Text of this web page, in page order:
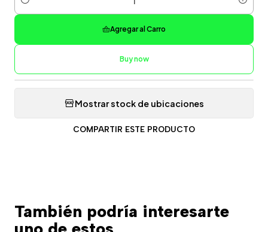
Cantidad
Agregar al Carro
Buy now
Mostrar stock de ubicaciones
COMPARTIR ESTE PRODUCTO
También podría interesarte